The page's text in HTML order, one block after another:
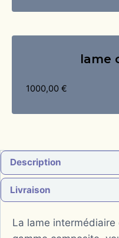
lame
1000,00 €
Description
Livraison
La lame intermédiaire